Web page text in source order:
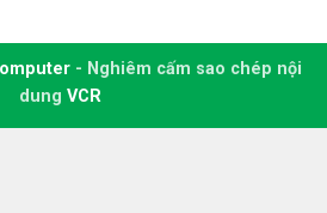
- Nghiêm cấm sao chép nội
dung VCR